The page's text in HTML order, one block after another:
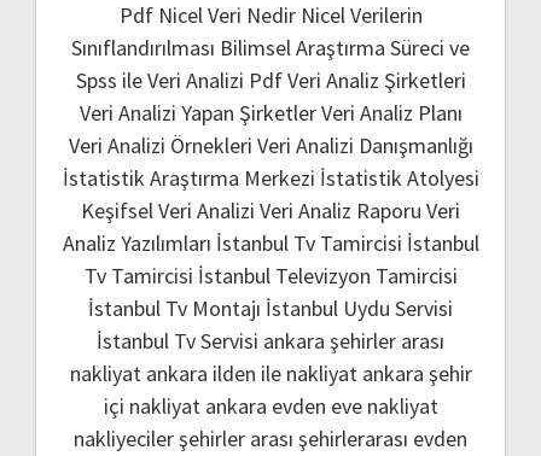
Pdf Nicel Veri Nedir Nicel Verilerin
Sınıflandırılması Bilimsel Araştırma Süreci ve
Spss ile Veri Analizi PdfVeri Analiz Şirketleri
Veri Analizi Yapan ŞirketlerVeri Analiz Planı
Veri Analizi Örnekleri Veri Analizi Danışmanlığı
İstatistik Araştırma Merkezi İstatistik Atolyesi
Keşifsel Veri Analizi Veri Analiz Raporu Veri
Analiz Yazılımları İstanbul Tv Tamircisi İstanbul
Tv Tamircisi İstanbul Televizyon Tamircisi
İstanbul Tv Montajı İstanbul Uydu Servisi
İstanbul Tv Servisi ankara şehirler arası
nakliyat ankara ilden ile nakliyat ankara şehir
içi nakliyat ankara evden eve nakliyat
nakliyeciler şehirler arası şehirlerarası evden